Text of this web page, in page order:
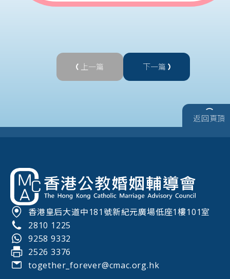
上一篇 下一篇
返回頁頂
香港皇后大道中181號新紀元廣場低座1樓101室
2810 1225
9258 9332
2526 3376
together_forever@cmac.org.hk